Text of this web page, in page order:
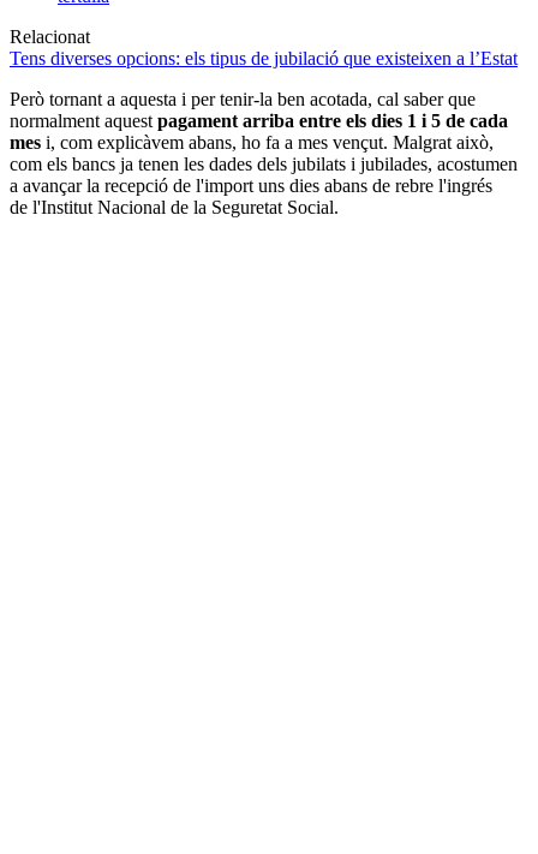
Relacionat
Tens diverses opcions: els tipus de jubilació que existeixen a l’Estat
Però tornant a aquesta i per tenir-la ben acotada, cal saber que
normalment aquest pagament arriba entre els dies 1 i 5 de cada
mes i, com explicàvem abans, ho fa a mes vençut. Malgrat això,
com els bancs ja tenen les dades dels jubilats i jubilades, acostumen
a avançar la recepció de l'import uns dies abans de rebre l'ingrés
de l'Institut Nacional de la Seguretat Social.